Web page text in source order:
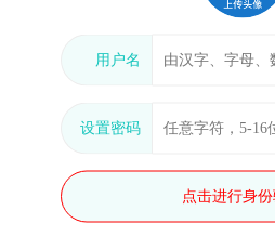
用户名
设置密码
点击进行身